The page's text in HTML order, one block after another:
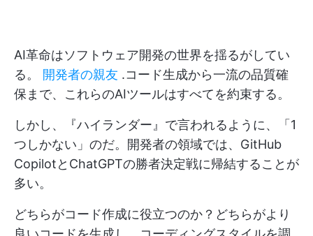
AI革命はソフトウェア開発の世界を揺るがしてい
る。 開発者の親友 .コード生成から一流の品質確
保まで、これらのAIツールはすべてを約束する。
しかし、『ハイランダー』で言われるように、「1
つしかない」のだ。開発者の領域では、GitHub
CopilotとChatGPTの勝者決定戦に帰結することが
多い。
どちらがコード作成に役立つのか？どちらがより